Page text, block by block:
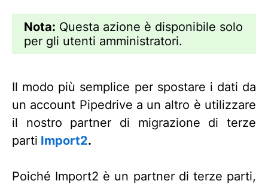
Nota: Questa azione è disponibile solo
per gli utenti amministratori.
Il modo più semplice per spostare i dati da
un account Pipedrive a un altro è utilizzare
il nostro partner di migrazione di terze
parti Import2.
Poiché Import2 è un partner di terze parti,